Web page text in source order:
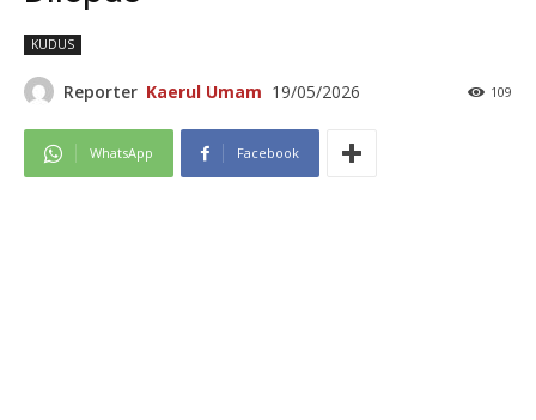
KUDUS
Reporter Kaerul Umam 19/05/2026 109
WhatsApp Facebook